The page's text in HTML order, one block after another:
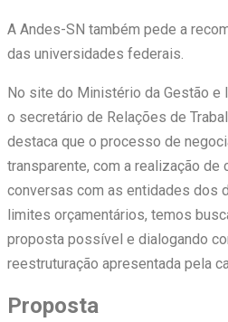
A Andes-SN também pede a
das universidades federais.
No site do Ministério da Gestão e
o secretário de Relações de
destaca que o processo de
transparente, com a realização de
conversas com as entidades dos
limites orçamentários, temos
proposta possível e dialogando
reestruturação apresentada pela
Proposta